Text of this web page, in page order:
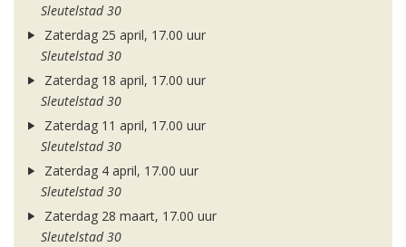
Sleutelstad 30
Zaterdag 25 april, 17.00 uur
Sleutelstad 30
Zaterdag 18 april, 17.00 uur
Sleutelstad 30
Zaterdag 11 april, 17.00 uur
Sleutelstad 30
Zaterdag 4 april, 17.00 uur
Sleutelstad 30
Zaterdag 28 maart, 17.00 uur
Sleutelstad 30